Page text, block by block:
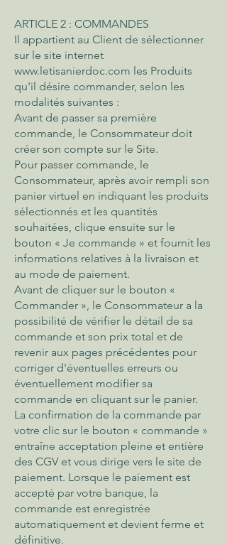
ARTICLE 2 : COMMANDES
Il appartient au Client de sélectionner
sur le site internet
www.letisanierdoc.com les Produits
qu'il désire commander, selon les
modalités suivantes :
Avant de passer sa première
commande, le Consommateur doit
créer son compte sur le Site.
Pour passer commande, le
Consommateur, après avoir rempli son
panier virtuel en indiquant les produits
sélectionnés et les quantités
souhaitées, clique ensuite sur le
bouton « Je commande » et fournit les
informations relatives à la livraison et
au mode de paiement.
Avant de cliquer sur le bouton «
Commander », le Consommateur a la
possibilité de vérifier le détail de sa
commande et son prix total et de
revenir aux pages précédentes pour
corriger d'éventuelles erreurs ou
éventuellement modifier sa
commande en cliquant sur le panier.
La confirmation de la commande par
votre clic sur le bouton « commande »
entraîne acceptation pleine et entière
des CGV et vous dirige vers le site de
paiement. Lorsque le paiement est
accepté par votre banque, la
commande est enregistrée
automatiquement et devient ferme et
définitive.